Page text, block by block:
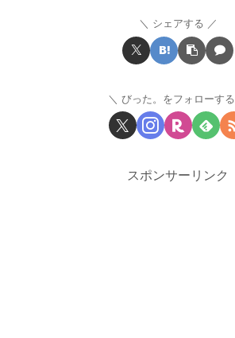
シェアする
びった。をフォローする
スポンサーリンク